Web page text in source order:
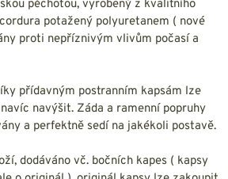
pěchotou, vyrobený z kvalitního
potažený polyuretanem ( nové
proti nepříznivým vlivům počasí a
přídavným postranním kapsám lze
navýšit. Záda a ramenní popruhy
a perfektně sedí na jakékoli postavě.
dodáváno vč. bočních kapes ( kapsy